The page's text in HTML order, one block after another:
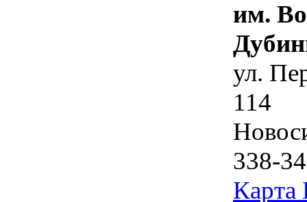
им.
ул.
114
338-
Карта